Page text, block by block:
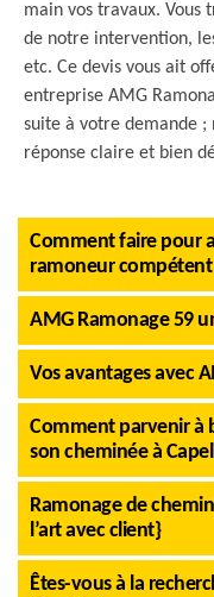
main vos travaux. Vous
de notre intervention,
etc. Ce devis vous ait
entreprise AMG
suite à votre demande ;
réponse claire et bien
Comment faire pour
ramoneur compétent
AMG Ramonage 59
Vos avantages avec
Comment parvenir à
son cheminée à
Ramonage de
l’art avec client}
Êtes-vous à la